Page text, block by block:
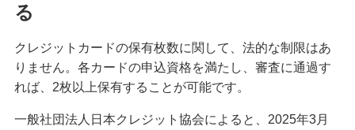
クレジットカードのタッチ決済を分かりやすく解
説！メリットや使い方のコツも紹介
は？書き方や廃止についても解説
る
クレジットカードの保有枚数に関して、法的な制限はあ
りません。各カードの申込資格を満たし、審査に通過す
れば、2枚以上保有することが可能です。
一般社団法人日本クレジット協会によると、2025年3月